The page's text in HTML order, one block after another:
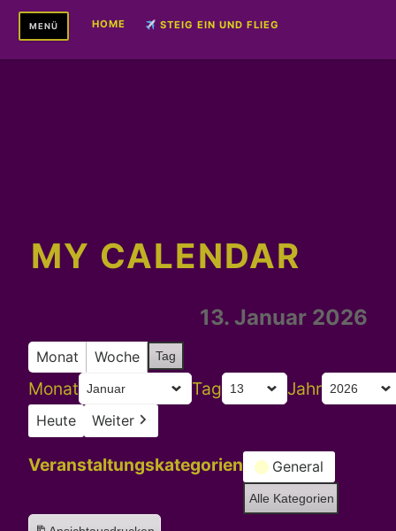
Zum
InhaltMENÜ HOME STEIG EIN UND FLIEG
MY CALENDAR
13. Januar 2026
Monat Woche Tag
Monat Tag Jahr
Heute Weiter
Veranstaltungskategorien General
Alle Kategorien